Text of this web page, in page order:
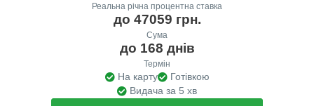
Реальна річна процентна ставка
до 47059 грн.
Сума
до 168 днів
Термін
На карту
Готівкою
Видача за 5 хв